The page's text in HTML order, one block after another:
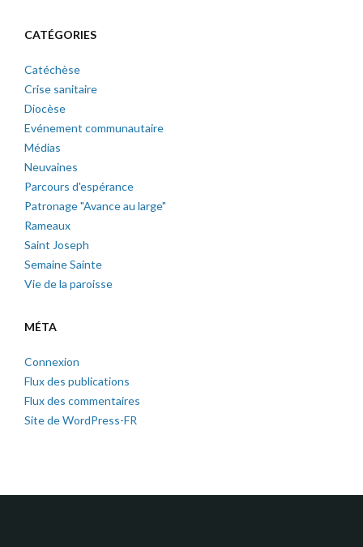
CATÉGORIES
Catéchèse
Crise sanitaire
Diocèse
Evénement communautaire
Médias
Neuvaines
Parcours d'espérance
Patronage "Avance au large"
Rameaux
Saint Joseph
Semaine Sainte
Vie de la paroisse
MÉTA
Connexion
Flux des publications
Flux des commentaires
Site de WordPress-FR